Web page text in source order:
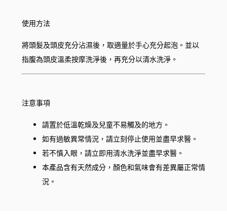
使用方法
將頭髮及頭皮充分沾濕後，取適量於手心充分起泡。並以
指腹為頭皮溫柔按摩洗淨後，再充分以清水洗淨。
注意事項
請置於低溫乾燥及兒童不易觸及的地方。
如有過敏異常情況，請立刻停止使用並盡早求醫。
若不慎入眼，請立即用清水洗淨並盡早求醫。
本產品含有天然成分，顏色和氣味會有差異屬正常情
況。